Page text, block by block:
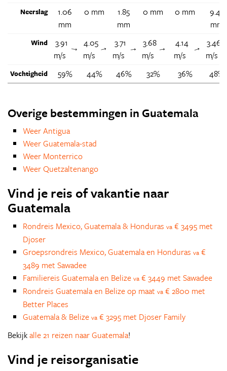
Neerslag
1.06
mm
0 mm
1.85
mm
0 mm 0 mm
9.42
mm
Wind
3.91
m/s
↑
4.05
m/s
↑
3.71
m/s
↑
3.68
m/s
↑
4.14
m/s
↑
3.46
m/s
Vochtigheid 59% 44% 46% 32% 36% 48%
Overige bestemmingen in Guatemala
Weer Antigua
Weer Guatemala-stad
Weer Monterrico
Weer Quetzaltenango
Vind je reis of vakantie naar
Guatemala
Rondreis Mexico, Guatemala & Honduras va € 3495 met
Djoser
Groepsrondreis Mexico, Guatemala en Honduras va €
3489 met Sawadee
Familiereis Guatemala en Belize va € 3449 met Sawadee
Rondreis Guatemala en Belize op maat va € 2800 met
Better Places
Guatemala & Belize va € 3295 met Djoser Family
Bekijkalle 21 reizen naar Guatemala!
Vind je reisorganisatie